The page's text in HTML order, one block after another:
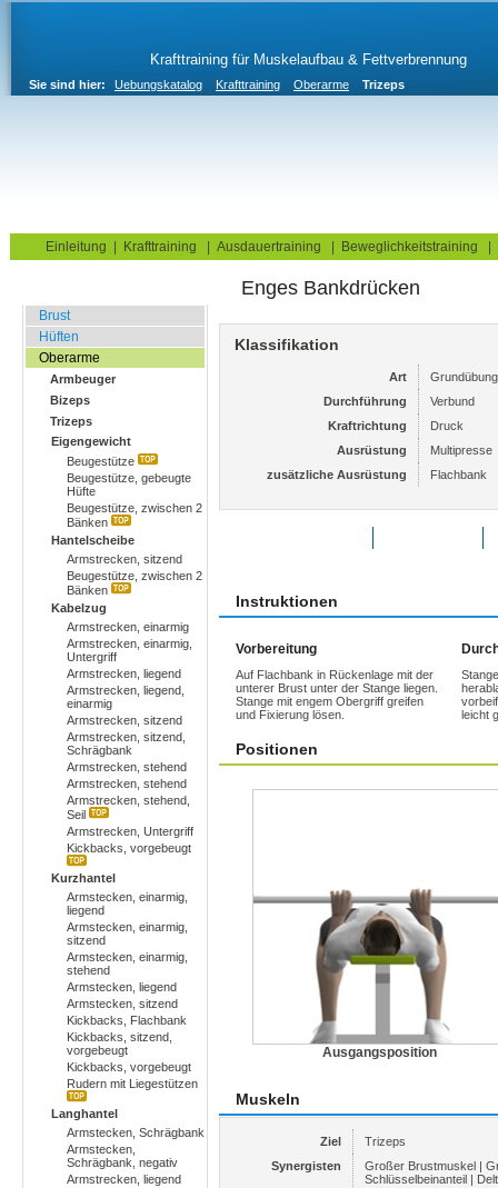
Krafttraining für Muskelaufbau & Fettverbrennung
Sie sind hier: Uebungskatalog Krafttraining Oberarme Trizeps
Einleitung Krafttraining Ausdauertraining Beweglichkeitstraining
Brust
Hüften
Oberarme
Armbeuger
Bizeps
Trizeps
Eigengewicht
Beugestütze
Beugestütze, gebeugte
Hüfte
Beugestütze, zwischen 2
Bänken
Hantelscheibe
Armstrecken, sitzend
Beugestütze, zwischen 2
Bänken
Kabelzug
Armstrecken, einarmig
Armstrecken, einarmig,
Untergriff
Armstrecken, liegend
Armstrecken, liegend,
einarmig
Armstrecken, sitzend
Armstrecken, sitzend,
Schrägbank
Armstrecken, stehend
Armstrecken, stehend
Armstrecken, stehend,
Seil
Armstrecken, Untergriff
Kickbacks, vorgebeugt
Kurzhantel
Armstecken, einarmig,
liegend
Armstecken, einarmig,
sitzend
Armstecken, einarmig,
stehend
Armstecken, liegend
Armstecken, sitzend
Kickbacks, Flachbank
Kickbacks, sitzend,
vorgebeugt
Kickbacks, vorgebeugt
Rudern mit Liegestützen
Langhantel
Armstecken, Schrägbank
Armstecken,
Schrägbank, negativ
Armstrecken, liegend
Enges Bankdrücken
Klassifikation
Art
Grundübung
Durchführung
Verbund
Kraftrichtung
Druck
Ausrüstung
Multipresse
zusätzliche Ausrüstung
Flachbank
Instruktionen
Vorbereitung
Auf Flachbank in Rückenlage mit der
unterer Brust unter der Stange liegen.
Stange mit engem Obergriff greifen
und Fixierung lösen.
leicht
Positionen
Ausgangsposition
Muskeln
Ziel
Trizeps
Synergisten
Großer Brustmuskel |
Schlüsselbeinanteil |